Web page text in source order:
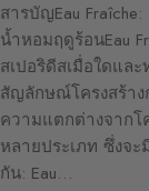
สารบัญEau
น้ำหอมฤดูร้อนEau
สเปอริดีสเมื่อใดและ
สัญลักษณ์โครงสร้าง
ความแตกต่างจาก
หลายประเภท ซึ่งจ
กัน: Eau…